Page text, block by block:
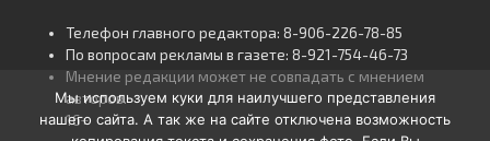
Телефон главного редактора: 8-906-226-78-85
По вопросам рекламы в газете: 8-921-754-46-73
Мнение редакции может не совпадать с мнением
авторов.
16+
Мы используем куки для наилучшего представления
нашего сайта. А так же на сайте отключена возможность